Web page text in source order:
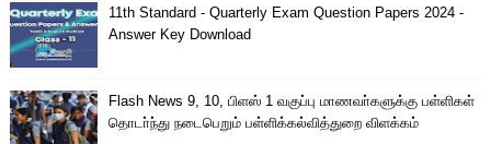
11th Standard - Quarterly Exam Question Papers 2024 -
Answer Key Download
Flash News 9, 10, பிளஸ் 1 வகுப்பு மாணவா்களுக்கு பள்ளிகள்
தொடா்ந்து நடைபெறும் பள்ளிக்கல்வித்துறை விளக்கம்